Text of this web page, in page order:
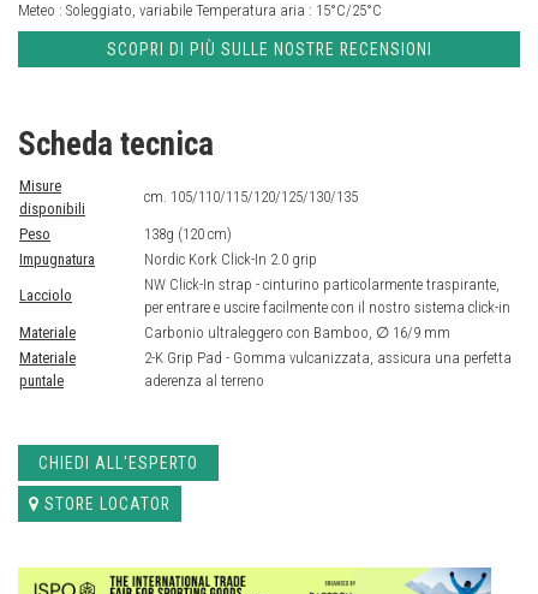
Meteo : Soleggiato, variabile Temperatura aria : 15°C/25°C
SCOPRI DI PIÙ SULLE NOSTRE RECENSIONI
Scheda tecnica
Misure
disponibili
cm. 105/110/115/120/125/130/135
Peso
138g (120 cm)
Impugnatura
Nordic Kork Click-In 2.0 grip
Lacciolo
NW Click-In strap - cinturino particolarmente traspirante,
per entrare e uscire facilmente con il nostro sistema click-in
Materiale
Carbonio ultraleggero con Bamboo, ∅ 16/9 mm
Materiale
puntale
2-K Grip Pad - Gomma vulcanizzata, assicura una perfetta
aderenza al terreno
CHIEDI ALL'ESPERTO
STORE LOCATOR